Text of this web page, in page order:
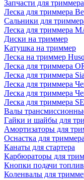
Запчасти для триммера
Леска для триммера
Сальники для
Леска для триммера
Диски на триммер
Катушка на триммер
Леска на триммер
Леска для триммера
Леска для триммера
Леска для триммера
Леска для триммера
Леска для триммера
Валы
Гайки и шайбы для
Амортизаторы для
Оснастка для триммера
Канаты для стартера
Карбюраторы для
Кнопки подачи
Коленвалы для